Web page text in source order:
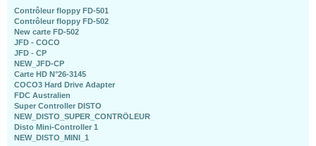
Contrôleur floppy FD-501
Contrôleur floppy FD-502
New carte FD-502
JFD - COCO
JFD - CP
NEW_JFD-CP
Carte HD N°26-3145
COCO3 Hard Drive Adapter
FDC Australien
Super Controller DISTO
NEW_DISTO_SUPER_CONTRÖLEUR
Disto Mini-Controller 1
NEW_DISTO_MINI_1